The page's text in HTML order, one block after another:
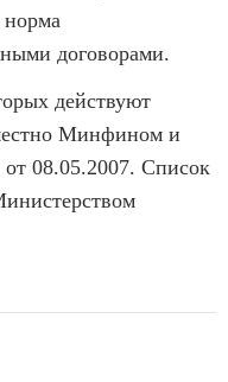
норма
договорами.
действуют
Минфином и
08.05.2007. Список